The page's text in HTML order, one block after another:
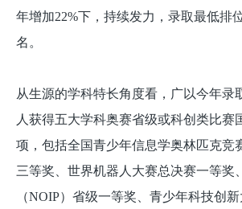
年增加22%下，持续发力，录取最低排
名。
从生源的学科特长角度看，广以今年录
人获得五大学科奥赛省级或科创类比赛
项，包括全国青少年信息学奥林匹克竞
三等奖、世界机器人大赛总决赛一等奖
（NOIP）省级一等奖、青少年科技创新